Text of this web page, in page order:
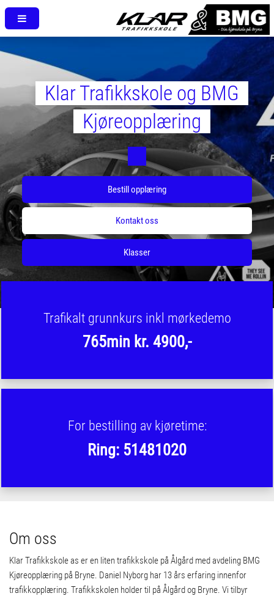
Klar Trafikkskole og BMG
Kjøreopplæring
Bestill opplæring
Kontakt oss
Klasser
Trafikalt grunnkurs inkl mørkedemo
765min kr. 4900,-
For bestilling av kjøretime:
Ring: 51481020
Om oss
Klar Trafikkskole as er en liten trafikkskole på Ålgård med avdeling BMG
Kjøreopplæring på Bryne. Daniel Nyborg har 13 års erfaring innenfor
trafikkopplæring. Trafikkskolen holder til på Ålgård og Bryne. Vi tilbyr